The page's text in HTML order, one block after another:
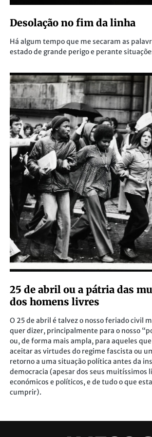
Desolação no fim da linha
Há algum tempo que me secaram as
estado de grande perigo e perante
25 de abril ou a pátria das
dos homens livres
O 25 de abril é talvez o nosso feriado civil
quer dizer, principalmente para o nosso
ou, de forma mais ampla, para aqueles
aceitar as virtudes do regime fascista ou
retorno a uma situação política antes da
democracia (apesar dos seus muitíssimos
económicos e políticos, e de tudo o que
cumprir).